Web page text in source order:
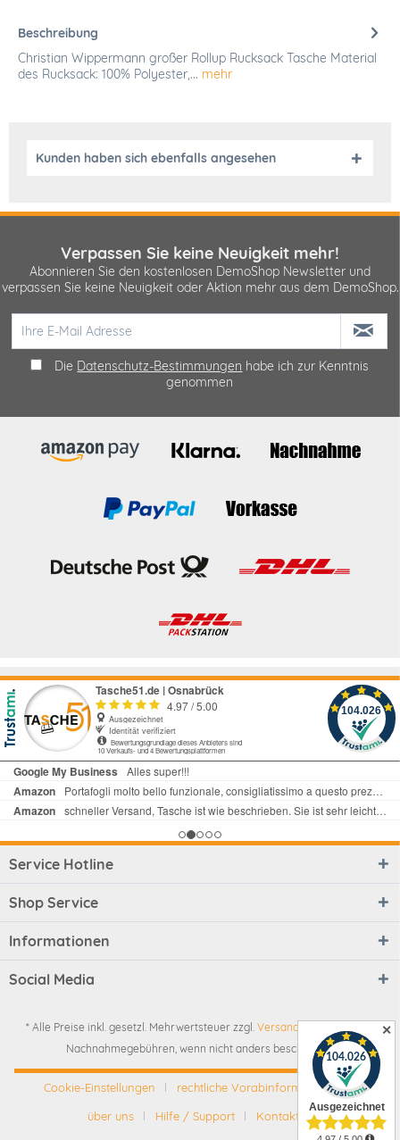
Beschreibung
Christian Wippermann großer Rollup Rucksack Tasche Material
des Rucksack: 100% Polyester,... mehr
Kunden haben sich ebenfalls angesehen
✕
Verpassen Sie keine Neuigkeit mehr!
Abonnieren Sie den kostenlosen DemoShop Newsletter und
verpassen Sie keine Neuigkeit oder Aktion mehr aus dem DemoShop.
Die Datenschutz-Bestimmungen habe ich zur Kenntnis
genommen
Service Hotline
Shop Service
Informationen
Social Media
* Alle Preise inkl. gesetzl. Mehrwertsteuer zzgl. Versandkosten
Nachnahmegebühren, wenn nicht anders beschrieben
Cookie-Einstellungen
rechtliche Vorabinformationen
über uns
Hilfe / Support
Kontakt